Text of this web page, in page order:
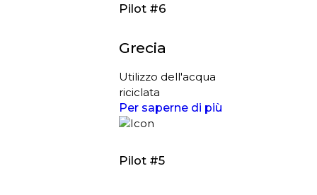
Pilot #6
Grecia
Utilizzo dell'acqua
riciclata
Per saperne di più
Pilot #5